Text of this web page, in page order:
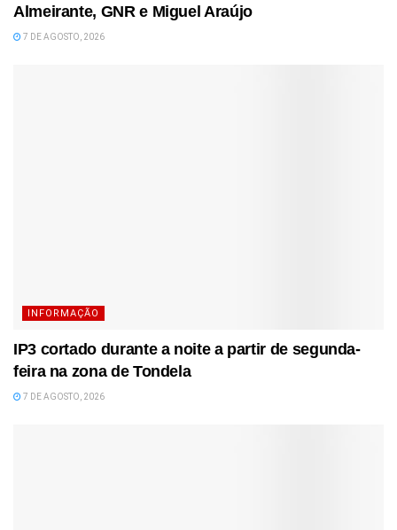
Almeirante, GNR e Miguel Araújo
7 DE AGOSTO, 2026
INFORMAÇÃO
IP3 cortado durante a noite a partir de segunda-
feira na zona de Tondela
7 DE AGOSTO, 2026